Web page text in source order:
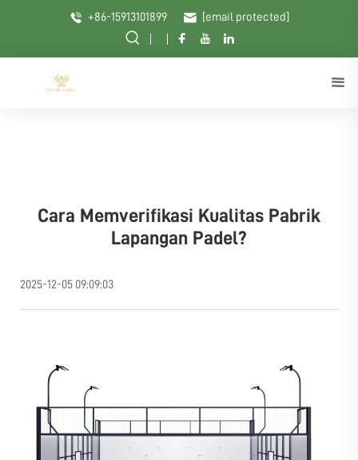
+86-15913101899 [email protected]
Cara Memverifikasi Kualitas Pabrik
Lapangan Padel?
2025-12-05 09:09:03